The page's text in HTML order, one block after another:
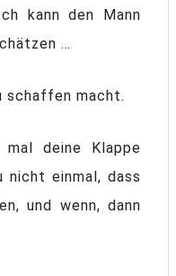
kann den Mann
…
schaffen macht.
deine Klappe
einmal, dass
und wenn, dann